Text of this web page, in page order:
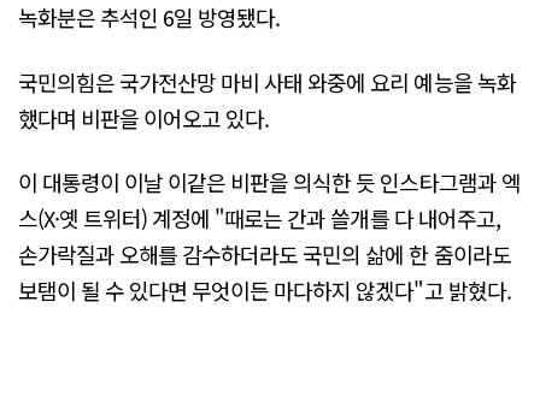
녹화분은 추석인 6일 방영됐다.
국민의힘은 국가전산망 마비 사태 와중에 요리 예능을 녹화
했다며 비판을 이어오고 있다.
이 대통령이 이날 이같은 비판을 의식한 듯 인스타그램과 엑
스(X·옛 트위터) 계정에 "때로는 간과 쓸개를 다 내어주고,
손가락질과 오해를 감수하더라도 국민의 삶에 한 줌이라도
보탬이 될 수 있다면 무엇이든 마다하지 않겠다"고 밝혔다.